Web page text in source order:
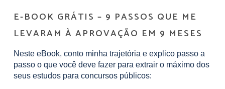
E-BOOK GRÁTIS – 9 PASSOS QUE ME
LEVARAM À APROVAÇÃO EM 9 MESES
Neste eBook, conto minha trajetória e explico passo a
passo o que você deve fazer para extrair o máximo dos
seus estudos para concursos públicos: